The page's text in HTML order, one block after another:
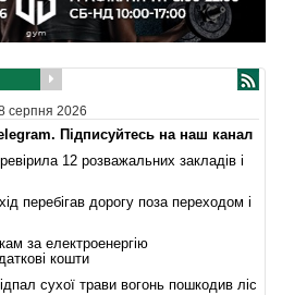
серпня 2026
Підписуйтесь на наш канал
12 розважальних закладів і
перебігав дорогу поза переходом і
за електроенергію
кошти
сухої трави вогонь пошкодив ліс